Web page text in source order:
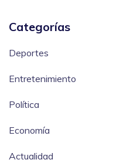
Categorías
Deportes
Entretenimiento
Política
Economía
Actualidad